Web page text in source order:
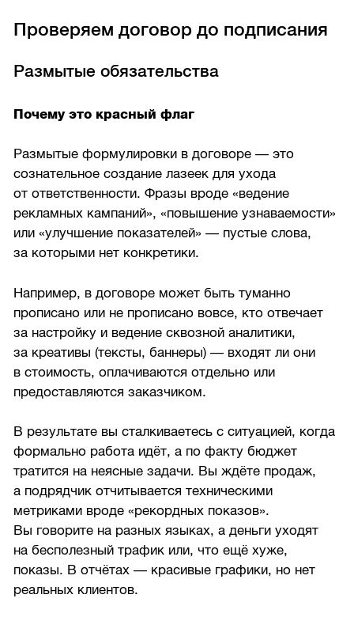
Проверяем договор до подписания
Размытые обязательства
Почему это красный флаг
Размытые формулировки в договоре — это
сознательное создание лазеек для ухода
от ответственности. Фразы вроде «ведение
рекламных кампаний», «повышение узнаваемости»
или «улучшение показателей» — пустые слова,
за которыми нет конкретики.
Например, в договоре может быть туманно
прописано или не прописано вовсе, кто отвечает
за настройку и ведение сквозной аналитики,
за креативы (тексты, баннеры) — входят ли они
в стоимость, оплачиваются отдельно или
предоставляются заказчиком.
В результате вы сталкиваетесь с ситуацией, когда
формально работа идёт, а по факту бюджет
тратится на неясные задачи. Вы ждёте продаж,
а подрядчик отчитывается техническими
метриками вроде «рекордных показов».
Вы говорите на разных языках, а деньги уходят
на бесполезный трафик или, что ещё хуже,
показы. В отчётах — красивые графики, но нет
реальных клиентов.